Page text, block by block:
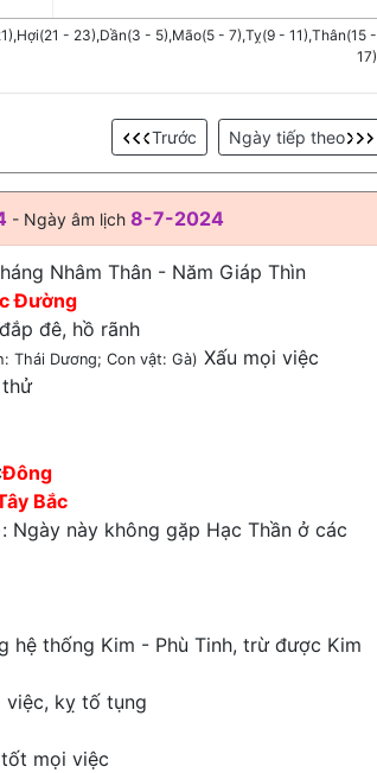
- 23),Dần(3 - 5),Mão(5 - 7),Tỵ(9 - 11),Thân(15 -
17)
Ngày tiếp theo
Trước
- Ngày âm lịch 8-7-2024
Nhâm Thân - Năm Giáp Thìn
Đường
đê, hồ rãnh
Thái Dương; Con vật: Gà) Xấu mọi việc
Đông
Bắc
Ngày này không gặp Hạc Thần ở các
hệ thống Kim - Phù Tinh, trừ được Kim
việc, kỵ tố tụng
mọi việc